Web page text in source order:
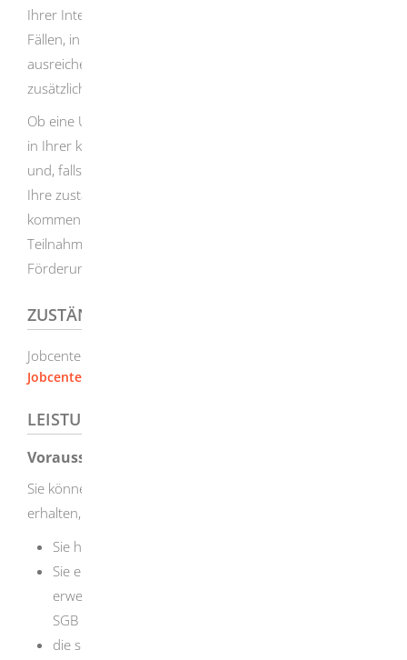
Ihrer Integration in Arbeit unterstützen kann. In den
Fällen, in denen diese Fördermöglichkeiten nicht
ausreichen, kann die sogenannte Freie Förderung SGB II
zusätzliche Unterstützung bieten.
Ob eine Unterstützung aus der Freien Förderung SGB II
in Ihrer konkreten Situation notwendig und möglich ist
und, falls ja, wie sie ausgestaltet sein kann, entscheidet
Ihre zuständige Integrationsfachkraft. Grundsätzlich
kommen sowohl finanzielle Leistungen als auch die
Teilnahme an Maßnahmen in Betracht. Sie haben auf die
Förderung keinen Rechtsanspruch.
ZUSTÄNDIGE STELLE
Jobcenter
Jobcenter Heidenheim
LEISTUNGSDETAILS
Voraussetzungen
Sie können Leistungen der Freien Förderung SGB II
erhalten, wenn
Sie hierfür einen Antrag stellen.
Sie erwerbsfähige Leistungsberechtigte oder
erwerbsfähiger Leistungsberechtigter im Sinne des
SGB II sind.
die sonstigen gesetzlichen Förderleistungen zur